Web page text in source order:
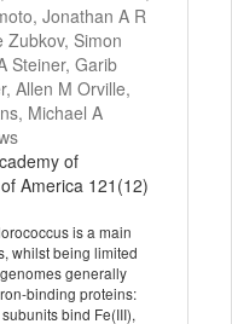
Jonathan A R
Zubkov, Simon
Steiner, Garib
Allen M Orville,
Michael A
of
America 121(12)
is a main
whilst being limited
generally
binding proteins:
bind Fe(III),